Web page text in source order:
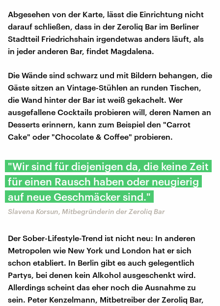
Abgesehen von der Karte, lässt die Einrichtung nicht
darauf schließen, dass in der Zeroliq Bar im Berliner
Stadtteil Friedrichshain irgendetwas anders läuft, als
in jeder anderen Bar, findet Magdalena.
Die Wände sind schwarz und mit Bildern behangen, die
Gäste sitzen an Vintage-Stühlen an runden Tischen,
die Wand hinter der Bar ist weiß gekachelt. Wer
ausgefallene Cocktails probieren will, deren Namen an
Desserts erinnern, kann zum Beispiel den "Carrot
Cake" oder "Chocolate & Coffee" probieren.
"Wir sind für diejenigen da, die keine Zeit
für einen Rausch haben oder neugierig
auf neue Geschmäcker sind."
Slavena Korsun, Mitbegründerin der Zeroliq Bar
Der Sober-Lifestyle-Trend ist nicht neu: In anderen
Metropolen wie New York und London hat er sich
schon etabliert. In Berlin gibt es auch gelegentlich
Partys, bei denen kein Alkohol ausgeschenkt wird.
Allerdings scheint das eher noch die Ausnahme zu
sein. Peter Kenzelmann, Mitbetreiber der Zeroliq Bar,